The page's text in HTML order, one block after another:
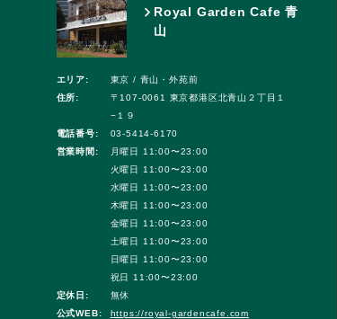
Royal Garden Cafe 青
山
エリア:
東京 / 青山・外苑前
住所:
〒107-0061 東京都港区北青山２丁目１
−１９
電話番号:
03-5414-6170
営業時間:
月曜日 11:00〜23:00
火曜日 11:00〜23:00
水曜日 11:00〜23:00
木曜日 11:00〜23:00
金曜日 11:00〜23:00
土曜日 11:00〜23:00
日曜日 11:00〜23:00
祝日 11:00〜23:00
定休日:
無休
公式WEB:
https://royal-gardencafe.com